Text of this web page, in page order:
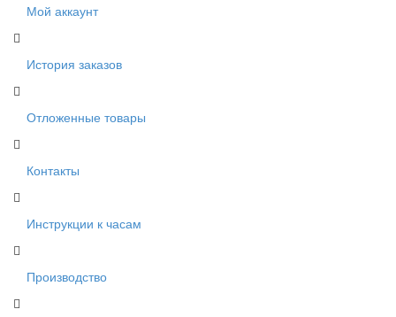
Мой аккаунт
История заказов
Отложенные товары
Контакты
Инструкции к часам
Производство